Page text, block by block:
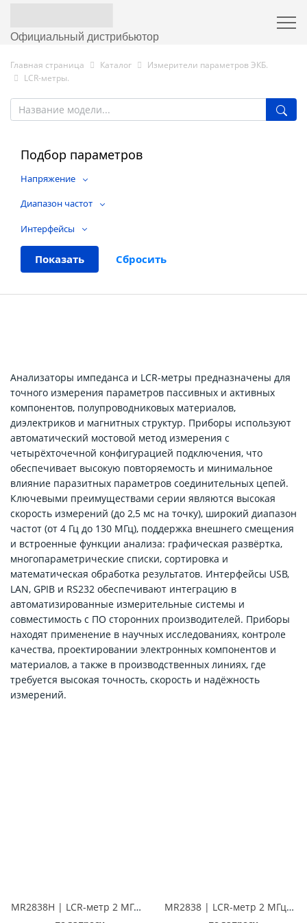
Официальный дистрибьютор
Главная страница Каталог
Измерители параметров ЭКБ.
LCR-метры.
Подбор параметров
Напряжение
Диапазон частот
Интерфейсы
Анализаторы импеданса и LCR-метры предназначены для
точного измерения параметров пассивных и активных
компонентов, полупроводниковых материалов,
диэлектриков и магнитных структур. Приборы используют
автоматический мостовой метод измерения с
четырёхточечной конфигурацией подключения, что
обеспечивает высокую повторяемость и минимальное
влияние паразитных параметров соединительных цепей.
Ключевыми преимуществами серии являются высокая
скорость измерений (до 2,5 мс на точку), широкий диапазон
частот (от 4 Гц до 130 МГц), поддержка внешнего смещения
и встроенные функции анализа: графическая развёртка,
многопараметрические списки, сортировка и
математическая обработка результатов. Интерфейсы USB,
LAN, GPIB и RS232 обеспечивают интеграцию в
автоматизированные измерительные системы и
совместимость с ПО сторонних производителей. Приборы
находят применение в научных исследованиях, контроле
качества, проектировании электронных компонентов и
материалов, а также в производственных линиях, где
требуется высокая точность, скорость и надёжность
измерений.
MR2838H | LCR-метр 2 МГц Techmize MR2838H (Tonghui TH2838H) MR2838 | LCR-метр 2 МГц Techmize MR2838 (Tonghui TH2838)